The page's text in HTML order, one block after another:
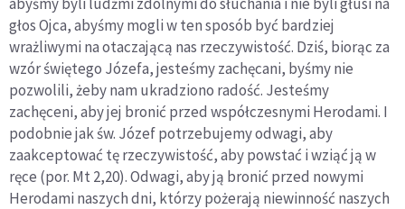
głos Ojca, abyśmy mogli w ten sposób być bardziej
wrażliwymi na otaczającą nas rzeczywistość. Dziś, biorąc za
wzór świętego Józefa, jesteśmy zachęcani, byśmy nie
pozwolili, żeby nam ukradziono radość. Jesteśmy
zachęceni, aby jej bronić przed współczesnymi Herodami. I
podobnie jak św. Józef potrzebujemy odwagi, aby
zaakceptować tę rzeczywistość, aby powstać i wziąć ją w
ręce (por. Mt 2,20). Odwagi, aby ją bronić przed nowymi
Herodami naszych dni, którzy pożerają niewinność naszych